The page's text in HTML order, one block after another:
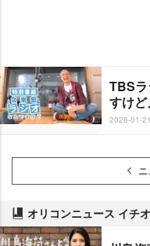
TBS
すけ
2026-01-21
オリコンニュース イチ